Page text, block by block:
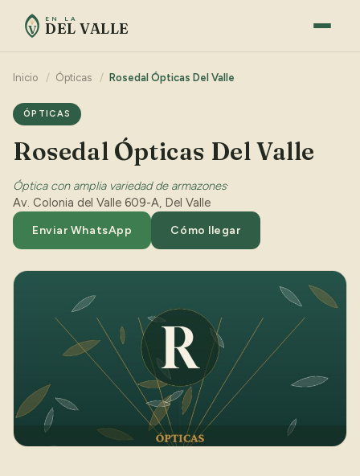
V
EN LA
DEL VALLE
Inicio / Ópticas / Rosedal Ópticas Del Valle
ÓPTICAS
Rosedal Ópticas Del Valle
Óptica con amplia variedad de armazones·
Av. Colonia del Valle 609-A, Del Valle
Enviar WhatsApp Cómo llegar